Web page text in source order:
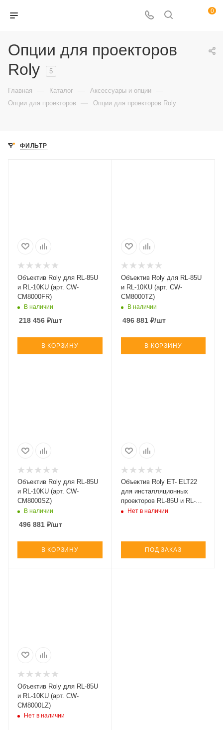
0
Опции для проекторов
Roly
5
Главная — Каталог — Аксессуары и опции —
Опции для проекторов — Опции для проекторов Roly
ФИЛЬТР
Объектив Roly для RL-85U
и RL-10KU (арт. CW-
CM8000FR)
В наличии
218 456 ₽/шт
В КОРЗИНУ
Объектив Roly для RL-85U
и RL-10KU (арт. CW-
CM8000TZ)
В наличии
496 881₽/шт
В КОРЗИНУ
Объектив Roly для RL-85U
и RL-10KU (арт. CW-
CM8000SZ)
В наличии
496 881 ₽/шт
В КОРЗИНУ
Объектив Roly ET- ELT22
для инсталляционных
проекторов RL-85U и RL-
10KU (арт. ET- ELT22)
Нет в наличии
ПОД ЗАКАЗ
Объектив Roly для RL-85U
и RL-10KU (арт. CW-
CM8000LZ)
Нет в наличии